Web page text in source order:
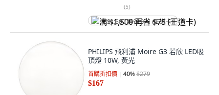
(5)
满 $1,500 再省 $75 (王道卡)
PHILIPS 飛利浦 Moire G3 若欣 LED吸
頂燈 10W, 黃光
首購折扣價 40%$279
$167